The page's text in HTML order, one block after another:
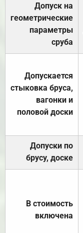
Допуск на
геометрические
параметры
сруба
Допускается
стыковка бруса,
вагонки и
половой доски
Допуски по
брусу, доске
В стоимость
включена